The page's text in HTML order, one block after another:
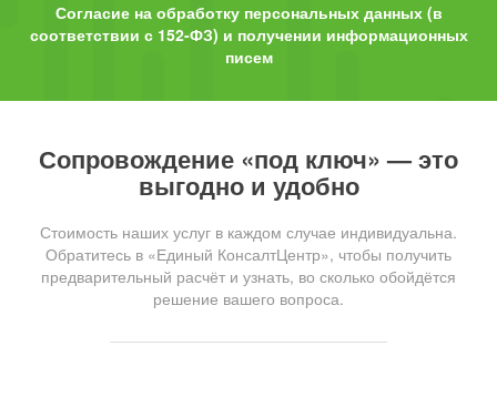
Согласие на обработку персональных данных (в
соответствии с 152-ФЗ) и получении информационных
писем
Сопровождение «под ключ» — это
выгодно и удобно
Стоимость наших услуг в каждом случае индивидуальна.
Обратитесь в «Единый КонсалтЦентр», чтобы получить
предварительный расчёт и узнать, во сколько обойдётся
решение вашего вопроса.